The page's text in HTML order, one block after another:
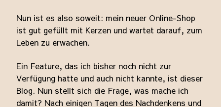
Zubehör
Impressum / Kontakt
Nun ist es also soweit: mein neuer Online-Shop
ist gut gefüllt mit Kerzen und wartet darauf, zum
Leben zu erwachen.
Ein Feature, das ich bisher noch nicht zur
Verfügung hatte und auch nicht kannte, ist dieser
Blog. Nun stellt sich die Frage, was mache ich
damit? Nach einigen Tagen des Nachdenkens und